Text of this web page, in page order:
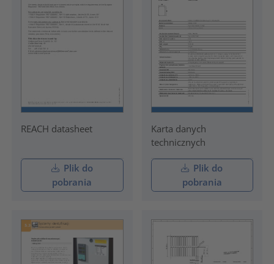
REACH datasheet
Plik do
pobrania
Karta danych
technicznych
Plik do
pobrania